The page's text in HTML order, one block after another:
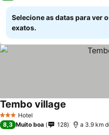
Selecione as datas para ver
exatos.
3 EstrelasHotel
Tembo village
8,3 Muito boa 128 a 3.9 km